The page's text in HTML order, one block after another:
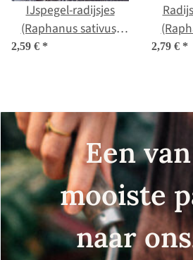
IJspegel-radijsjes
(Raphanus sativus)
BIO zaad
2,59 € * 2,79 € *
Een
mooiste
naar